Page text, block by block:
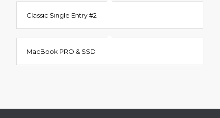
Classic Single Entry #2
MacBook PRO & SSD